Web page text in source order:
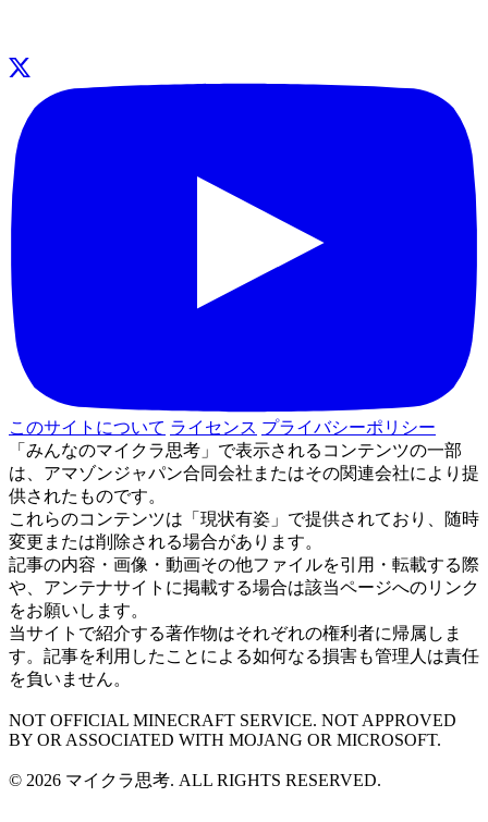
このサイトについて ライセンス プライバシーポリシー
「みんなのマイクラ思考」で表示されるコンテンツの一部
は、アマゾンジャパン合同会社またはその関連会社により提
供されたものです。
これらのコンテンツは「現状有姿」で提供されており、随時
変更または削除される場合があります。
記事の内容・画像・動画その他ファイルを引用・転載する際
や、アンテナサイトに掲載する場合は該当ページへのリンク
をお願いします。
当サイトで紹介する著作物はそれぞれの権利者に帰属しま
す。記事を利用したことによる如何なる損害も管理人は責任
を負いません。
NOT OFFICIAL MINECRAFT SERVICE. NOT APPROVED
BY OR ASSOCIATED WITH MOJANG OR MICROSOFT.
© 2026 マイクラ思考. ALL RIGHTS RESERVED.